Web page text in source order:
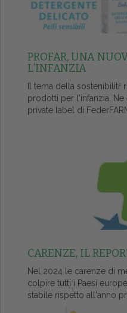
PROFAR, UNA
L’INFANZIA
Il tema della sostenibilitŕ
prodotti per l'infanzia.
private label di
CARENZE, IL
Nel 2024 le carenze di
colpire tutti i Paesi
stabile rispetto all'anno